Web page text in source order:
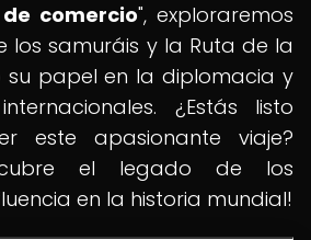
comercio", exploraremos
los samuráis y la Ruta de la
su papel en la diplomacia y
¿Estás listo
este apasionante viaje?
el legado de los
en la historia mundial!